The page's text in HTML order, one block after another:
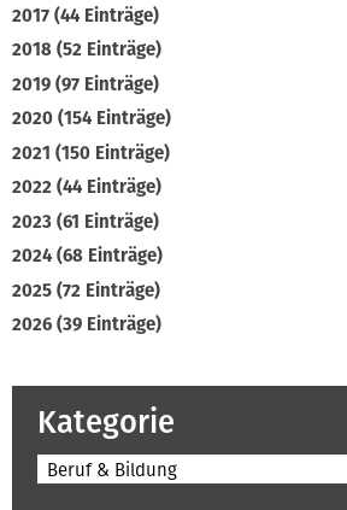
2017 (44 Einträge)
2018 (52 Einträge)
2019 (97 Einträge)
2020 (154 Einträge)
2021 (150 Einträge)
2022 (44 Einträge)
2023 (61 Einträge)
2024 (68 Einträge)
2025 (72 Einträge)
2026 (39 Einträge)
Kategorie
Beruf & Bildung